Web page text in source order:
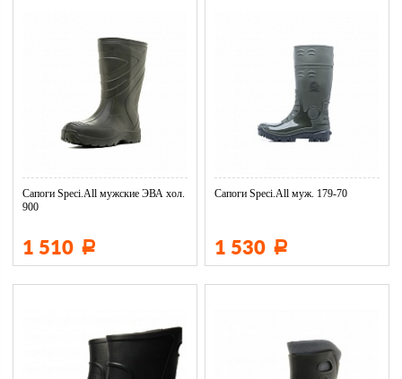
Сапоги Speci.All мужские ЭВА хол.
900
1 510 Р
Сапоги Speci.All муж. 179-70
1 530 Р